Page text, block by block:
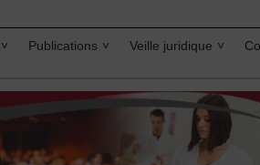
Publications Veille juridique